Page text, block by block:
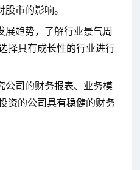
市的影响。
展趋势，了解行业景气周
择具有成长性的行业进行
公司的财务报表、业务模
资的公司具有稳健的财务